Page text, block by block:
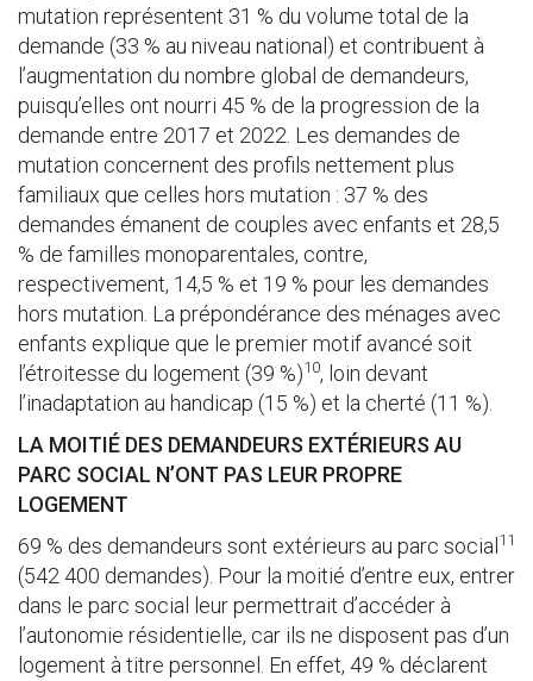
mutation représentent 31 % du volume total de la
demande (33 % au niveau national) et contribuent à
l’augmentation du nombre global de demandeurs,
puisqu’elles ont nourri 45 % de la progression de la
demande entre 2017 et 2022. Les demandes de
mutation concernent des profils nettement plus
familiaux que celles hors mutation : 37 % des
demandes émanent de couples avec enfants et 28,5
% de familles monoparentales, contre,
respectivement, 14,5 % et 19 % pour les demandes
hors mutation. La prépondérance des ménages avec
enfants explique que le premier motif avancé soit
l’étroitesse du logement (39 %)10, loin devant
l’inadaptation au handicap (15 %) et la cherté (11 %).
LA MOITIÉ DES DEMANDEURS EXTÉRIEURS AU
PARC SOCIAL N’ONT PAS LEUR PROPRE
LOGEMENT
69 % des demandeurs sont extérieurs au parc social 11
(542 400 demandes). Pour la moitié d’entre eux, entrer
dans le parc social leur permettrait d’accéder à
l’autonomie résidentielle, car ils ne disposent pas d’un
logement à titre personnel. En effet, 49 % déclarent